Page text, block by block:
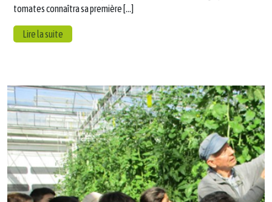
tomates connaîtra sa première […]
Lire la suite